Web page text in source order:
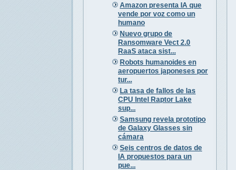
Amazon presenta IA que
vende por voz como un
humano
Nuevo grupo de
Ransomware Vect 2.0
RaaS ataca sist...
Robots humanoides en
aeropuertos japoneses por
tur...
La tasa de fallos de las
CPU Intel Raptor Lake
sup...
Samsung revela prototipo
de Galaxy Glasses sin
cámara
Seis centros de datos de
IA propuestos para un
pue...